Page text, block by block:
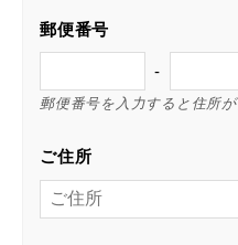
郵便番号
-
郵便番号を入力すると住所
ご住所